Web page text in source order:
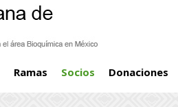
Ramas Socios Donaciones